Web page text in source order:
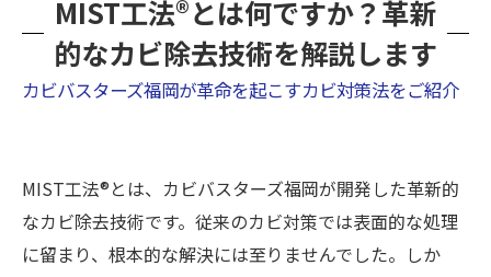
MIST工法®とは何ですか？革新
的なカビ除去技術を解説します
カビバスターズ福岡が革命を起こすカビ対策法をご紹介
MIST工法®とは、カビバスターズ福岡が開発した革新的
なカビ除去技術です。従来のカビ対策では表面的な処理
に留まり、根本的な解決には至りませんでした。しか